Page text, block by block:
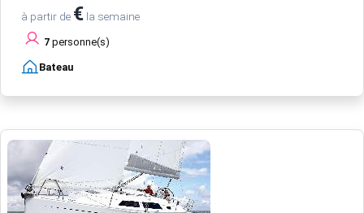
à partir de € la semaine
7 personne(s)
Bateau